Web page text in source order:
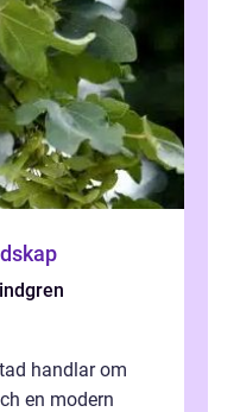
handlar om
en modern